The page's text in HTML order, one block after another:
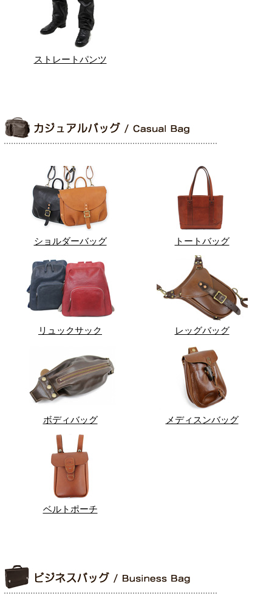
ストレートパンツ
ショルダーバッグ トートバッグ
リュックサック レッグバッグ
ボディバッグ メディスンバッグ
ベルトポーチ